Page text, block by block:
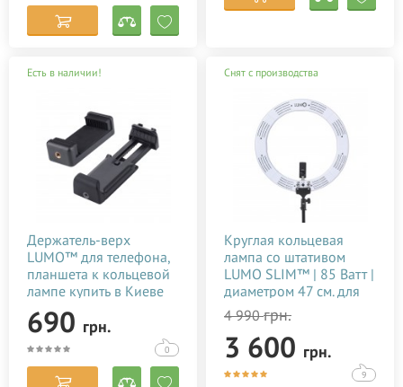
Есть в наличии!
Держатель-верх
LUMO™ для телефона,
планшета к кольцевой
лампе купить в Киеве
(Украине)
690 грн.
0
Снят с производства
Круглая кольцевая
лампа со штативом
LUMO SLIM™ | 85 Ватт |
диаметром 47 см. для
съемки видео тик ток,
блогеров, визажиста,
макияжа купить
недорого в Украине
(Киеве)
4 990грн.
3 600 грн.
9